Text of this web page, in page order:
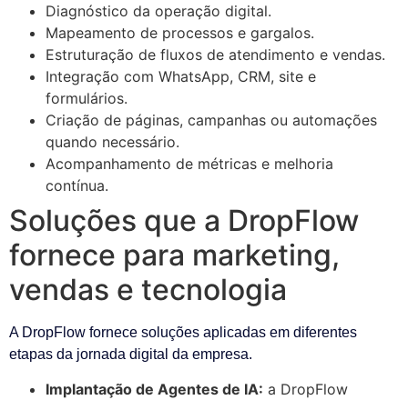
Diagnóstico da operação digital.
Mapeamento de processos e gargalos.
Estruturação de fluxos de atendimento e vendas.
Integração com WhatsApp, CRM, site e
formulários.
Criação de páginas, campanhas ou automações
quando necessário.
Acompanhamento de métricas e melhoria
contínua.
Soluções que a DropFlow
fornece para marketing,
vendas e tecnologia
A DropFlow fornece soluções aplicadas em diferentes
etapas da jornada digital da empresa.
Implantação de Agentes de IA: a DropFlow